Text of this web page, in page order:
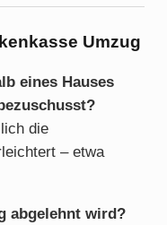
Umzug
eines Hauses
die
– etwa
abgelehnt wird?